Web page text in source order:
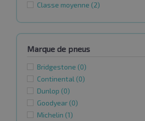
Classe moyenne (2)
Marque de pneus
Bridgestone (0)
Continental (0)
Dunlop (0)
Goodyear (0)
Michelin (1)